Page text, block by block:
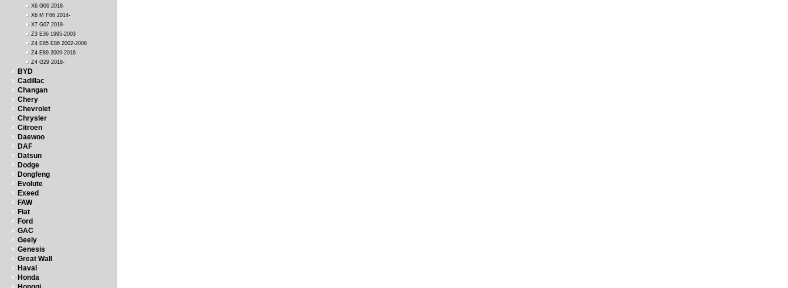
X6 G06 2018-
X6 M F86 2014-
X7 G07 2018-
Z3 E36 1995-2003
Z4 E85 E86 2002-2008
Z4 E89 2009-2016
Z4 G29 2018-
BYD
Cadillac
Changan
Chery
Chevrolet
Chrysler
Citroen
Daewoo
DAF
Datsun
Dodge
Dongfeng
Evolute
Exeed
FAW
Fiat
Ford
GAC
Geely
Genesis
Great Wall
Haval
Honda